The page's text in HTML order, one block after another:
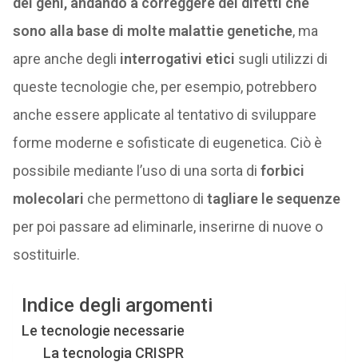
sono alla base di molte malattie genetiche, ma
apre anche degli interrogativi etici sugli utilizzi di
queste tecnologie che, per esempio, potrebbero
anche essere applicate al tentativo di sviluppare
forme moderne e sofisticate di eugenetica. Ciò è
possibile mediante l’uso di una sorta di forbici
molecolari che permettono di tagliare le sequenze
per poi passare ad eliminarle, inserirne di nuove o
sostituirle.
Indice degli argomenti
Le tecnologie necessarie
La tecnologia CRISPR